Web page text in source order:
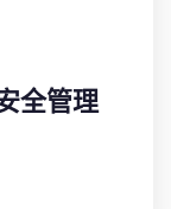
全管理